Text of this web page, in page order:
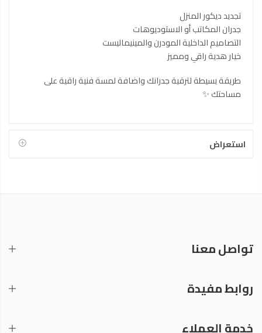
تجديد ديكور المنزل
جدران المكاتب أو الاستوديوهات
التصاميم الداخلية المودرن والمينيماليست
خيار هدية راقي ومميز
طريقة بسيطة لترقية جدرانك واضافة لمسة فنية راقية على
مساحتك ✨
استعراض
تواصل معنا
روابط مفيدة
خدمة العملاء